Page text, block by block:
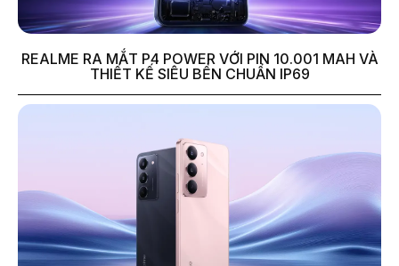
REALME RA MẮT P4 POWER VỚI PIN 10.001 MAH VÀ
THIẾT KẾ SIÊU BỀN CHUẨN IP69